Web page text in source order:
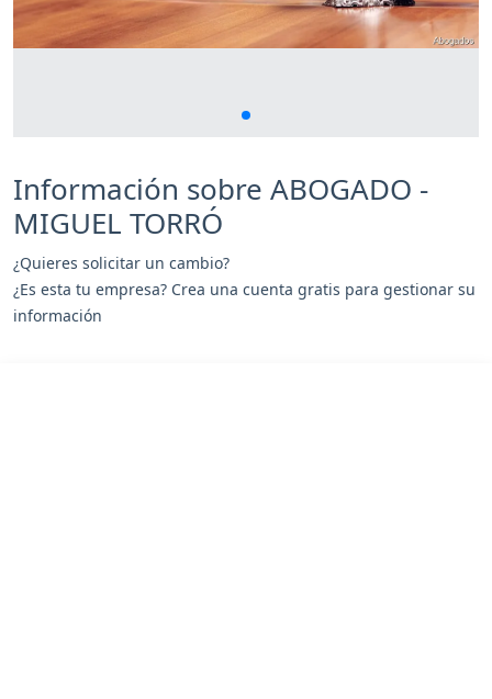
Información sobre ABOGADO -
MIGUEL TORRÓ
¿Quieres solicitar un cambio?
¿Es esta tu empresa? Crea una cuenta gratis para gestionar su
información